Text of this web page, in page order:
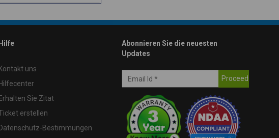
Hilfe
Kontakt uns
Hilfecenter
Erhalten Sie Zitat
erstellen
Datenschutz-Bestimmungen
Abonnieren Sie die neuesten
Updates